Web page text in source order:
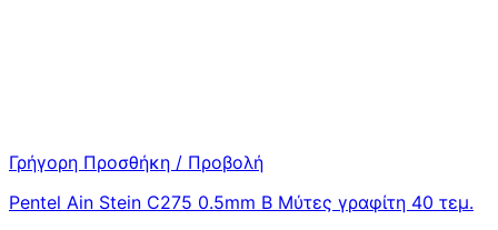
Γρήγορη Προσθήκη / Προβολή
Pentel Ain Stein C275 0.5mm B Μύτες γραφίτη 40 τεμ.